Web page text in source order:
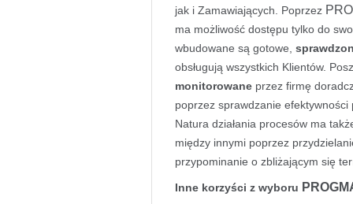
jak i Zamawiających. Poprzez
ma możliwość dostępu tylko do
wbudowane są gotowe,
obsługują wszystkich Klientów.
monitorowane przez firmę
poprzez sprawdzanie
Natura działania procesów ma
między innymi poprzez
przypominanie o zbliżającym się
Inne korzyści z wyboru